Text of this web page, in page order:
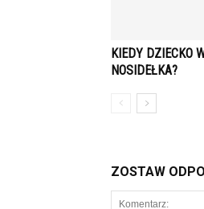
KIEDY DZIECKO
NOSIDEŁKA?
ZOSTAW